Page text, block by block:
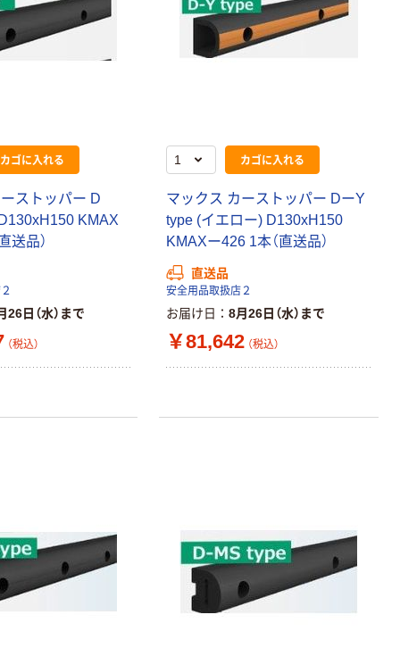
カゴに入れる
ストッパー D
KMAX
送品）
26日（水）まで
（税込）
カゴに入れる
マックス カーストッパー DーY
type (イエロー) D130xH150
KMAXー426 1本（直送品）
直送品
安全用品取扱店２
お届け日 8月26日（水）まで
￥81,642 （税込）
トフィルム A4
サイズ
￥458~
ペーパー スーパ
ーホワイト+
￥149~
粉なし（パウダ
ーフリー）
￥398~
本気プライス
アスクル クリア
￥126~ （税込）
150組 5箱入 ア
パー ダブル60
ｍ 再生紙
100% 6ロール
リサイクル100
￥460~ （税込）